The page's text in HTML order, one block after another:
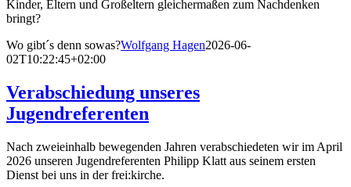
Kinder, Eltern und Großeltern gleichermaßen zum Nachdenken
bringt?
Wo gibt´s denn sowas?Wolfgang Hagen2026-06-
02T10:22:45+02:00
Verabschiedung unseres
Jugendreferenten
Nach zweieinhalb bewegenden Jahren verabschiedeten wir im April
2026 unseren Jugendreferenten Philipp Klatt aus seinem ersten
Dienst bei uns in der frei:kirche.